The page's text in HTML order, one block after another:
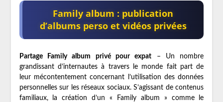
Family album : publication
d’albums perso et vidéos privées
Partage Family album privé pour expat – Un nombre
grandissant d’internautes à travers le monde fait part de
leur mécontentement concernant l’utilisation des données
personnelles sur les réseaux sociaux. S’agissant de contenus
familiaux, la création d’un « Family album » comme le